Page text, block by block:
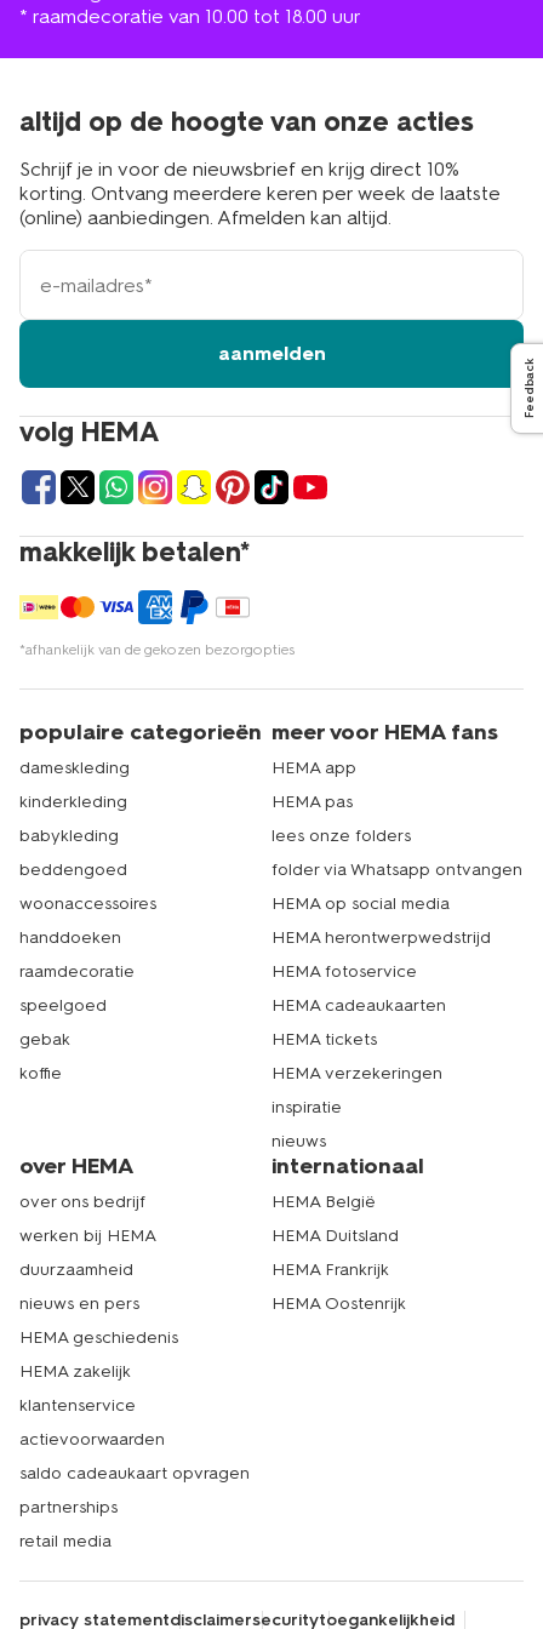
* raamdecoratie van 10.00 tot 18.00 uur
volg HEMA
makkelijk betalen*
*afhankelijk van de gekozen bezorgopties
altijd op de hoogte van onze acties
Schrijf je in voor de nieuwsbrief en krijg direct 10%
korting. Ontvang meerdere keren per week de laatste
(online) aanbiedingen. Afmelden kan altijd.
e-
mailadres
aanmelden
populaire categorieën
dameskleding
kinderkleding
babykleding
beddengoed
woonaccessoires
handdoeken
raamdecoratie
speelgoed
gebak
koffie
meer voor HEMA fans
HEMA app
HEMA pas
lees onze folders
folder via Whatsapp ontvangen
HEMA op social media
HEMA herontwerpwedstrijd
HEMA fotoservice
HEMA cadeaukaarten
HEMA tickets
HEMA verzekeringen
inspiratie
nieuws
over HEMA
over ons bedrijf
werken bij HEMA
duurzaamheid
nieuws en pers
HEMA geschiedenis
HEMA zakelijk
klantenservice
actievoorwaarden
saldo cadeaukaart opvragen
partnerships
retail media
internationaal
HEMA België
HEMA Duitsland
HEMA Frankrijk
HEMA Oostenrijk
privacy statementdisclaimersecuritytoegankelijkheid
Feedback